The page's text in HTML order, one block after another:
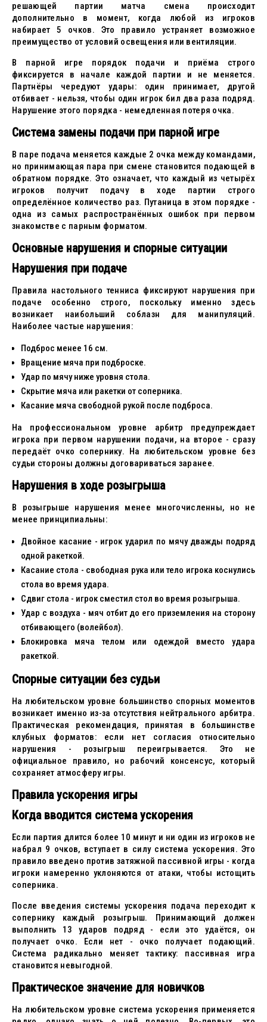
решающей партии матча смена происходит
дополнительно в момент, когда любой из игроков
набирает 5 очков. Это правило устраняет возможное
преимущество от условий освещения или вентиляции.
В парной игре порядок подачи и приёма строго
фиксируется в начале каждой партии и не меняется.
Партнёры чередуют удары: один принимает, другой
отбивает - нельзя, чтобы один игрок бил два раза подряд.
Нарушение этого порядка - немедленная потеря очка.
Система замены подачи при парной игре
В паре подача меняется каждые 2 очка между командами,
но принимающая пара при смене становится подающей в
обратном порядке. Это означает, что каждый из четырёх
игроков получит подачу в ходе партии строго
определённое количество раз. Путаница в этом порядке -
одна из самых распространённых ошибок при первом
знакомстве с парным форматом.
Основные нарушения и спорные ситуации
Нарушения при подаче
Правила настольного тенниса фиксируют нарушения при
подаче особенно строго, поскольку именно здесь
возникает наибольший соблазн для манипуляций.
Наиболее частые нарушения:
Подброс менее 16 см.
Вращение мяча при подброске.
Удар по мячу ниже уровня стола.
Скрытие мяча или ракетки от соперника.
Касание мяча свободной рукой после подброса.
На профессиональном уровне арбитр предупреждает
игрока при первом нарушении подачи, на второе - сразу
передаёт очко сопернику. На любительском уровне без
судьи стороны должны договариваться заранее.
Нарушения в ходе розыгрыша
В розыгрыше нарушения менее многочисленны, но не
менее принципиальны:
Двойное касание - игрок ударил по мячу дважды подряд
одной ракеткой.
Касание стола - свободная рука или тело игрока коснулись
стола во время удара.
Сдвиг стола - игрок сместил стол во время розыгрыша.
Удар с воздуха - мяч отбит до его приземления на сторону
отбивающего (волейбол).
Блокировка мяча телом или одеждой вместо удара
ракеткой.
Спорные ситуации без судьи
На любительском уровне большинство спорных моментов
возникает именно из-за отсутствия нейтрального арбитра.
Практическая рекомендация, принятая в большинстве
клубных форматов: если нет согласия относительно
нарушения - розыгрыш переигрывается. Это не
официальное правило, но рабочий консенсус, который
сохраняет атмосферу игры.
Правила ускорения игры
Когда вводится система ускорения
Если партия длится более 10 минут и ни один из игроков не
набрал 9 очков, вступает в силу система ускорения. Это
правило введено против затяжной пассивной игры - когда
игроки намеренно уклоняются от атаки, чтобы истощить
соперника.
После введения системы ускорения подача переходит к
сопернику каждый розыгрыш. Принимающий должен
выполнить 13 ударов подряд - если это удаётся, он
получает очко. Если нет - очко получает подающий.
Система радикально меняет тактику: пассивная игра
становится невыгодной.
Практическое значение для новичков
На любительском уровне система ускорения применяется